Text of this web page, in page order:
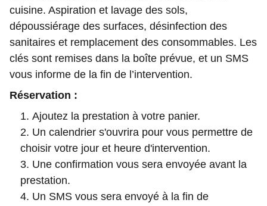
cuisine. Aspiration et lavage des sols,
dépoussiérage des surfaces, désinfection des
sanitaires et remplacement des consommables. Les
clés sont remises dans la boîte prévue, et un SMS
vous informe de la fin de l’intervention.
Réservation :
Ajoutez la prestation à votre panier.
Un calendrier s'ouvrira pour vous permettre de
choisir votre jour et heure d'intervention.
Une confirmation vous sera envoyée avant la
prestation.
Un SMS vous sera envoyé à la fin de